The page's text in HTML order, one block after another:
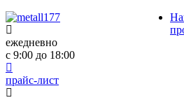
ежедневно
с 9:00 до 18:00
прайс-лист